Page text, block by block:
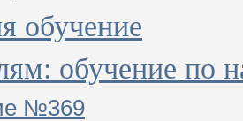
обучение
обучение по
№369